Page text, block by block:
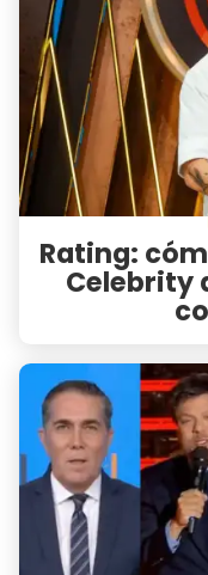
Rating:
Celebrity